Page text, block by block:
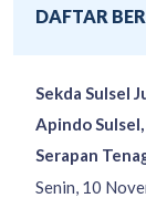
DAFTAR
Senin, 10
Sekda Sulsel
Apindo
Serapan